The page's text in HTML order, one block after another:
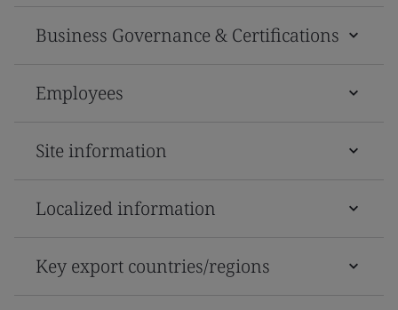
Business Governance & Certifications
Employees
Site information
Localized information
Key export countries/regions